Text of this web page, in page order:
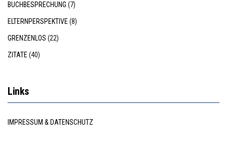
BUCHBESPRECHUNG (7)
ELTERNPERSPEKTIVE(8)
GRENZENLOS (22)
ZITATE(40)
Links
IMPRESSUM & DATENSCHUTZ